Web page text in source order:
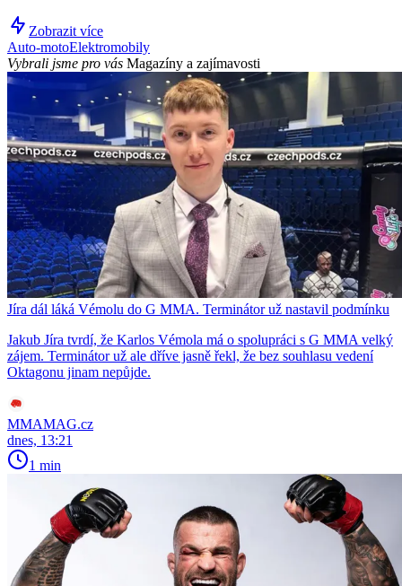
Zobrazit více
Auto-motoElektromobily
Vybrali jsme pro vás Magazíny a zajímavosti
Jíra dál láká Vémolu do G MMA. Terminátor už nastavil podmínku
Jakub Jíra tvrdí, že Karlos Vémola má o spolupráci s G MMA velký
zájem. Terminátor už ale dříve jasně řekl, že bez souhlasu vedení
Oktagonu jinam nepůjde.
MMAMAG.cz
dnes, 13:21
1 min